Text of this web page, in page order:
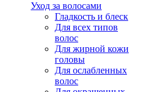
Уход за волосами
Гладкость и блеск
Для всех типов
волос
Для жирной кожи
головы
Для ослабленных
волос